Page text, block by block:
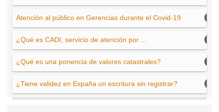
Atención al público en Gerencias durante el Covid-19
¿Qué es CADI, servicio de atención por ...
¿Qué es una ponencia de valores catastrales?
¿Tiene validez en España un escritura sin registrar?